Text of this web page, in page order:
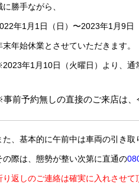
に勝手ながら、
年1月1日（日）〜2023年1月9日
末年始休業とさせていただきます。
年1月10日（火曜日）より、通
前予約無しの直接のご来店は、
た、基本的に午前中は車両の引き
の際は、態勢が整い次第に直通の
り返しのご連絡は確実に入れさせて